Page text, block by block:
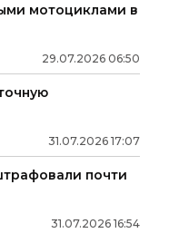
мотоциклами в
29.07.2026 06:50
31.07.2026 17:07
почти
31.07.2026 16:54